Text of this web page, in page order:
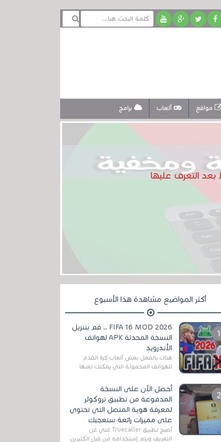
مواقع ألعاب برامج
أكثر المواضيع مشاهدة هذا الأسبوع
FIFA 16 MOD 2026 .. قم بتنزيل
النسخة المحدثة APK لهواتف
الأندرويد
هناك بالفعل بعض ألعاب كرة القدم
للهواتف المحمولة التي يمكنك لعبها
مثل EA Sports ...
أحصل الآن على النسخة
المدفوعة من تطبيق تروكولر
لمعرفة هوية المتصل التي تحتوي
على مميزات رائعة ستعجبك
أصبح تطبيق Truecaller غني عن
التعريف ويتم إستخدامه من قبل الكثيرين